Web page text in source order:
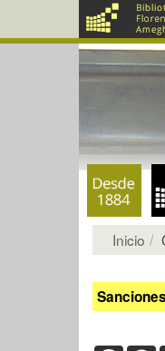
Inicio